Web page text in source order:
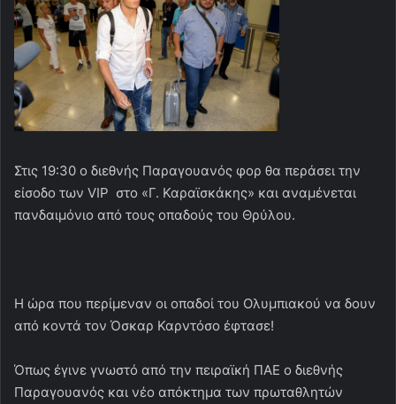
Στις 19:30 ο διεθνής Παραγουανός φορ θα περάσει την
είσοδο των VIP στο «Γ. Καραϊσκάκης» και αναμένεται
πανδαιμόνιο από τους οπαδούς του Θρύλου.
Η ώρα που περίμεναν οι οπαδοί του Ολυμπιακού να δουν
από κοντά τον Όσκαρ Καρντόσο έφτασε!
Όπως έγινε γνωστό από την πειραϊκή ΠΑΕ ο διεθνής
Παραγουανός και νέο απόκτημα των πρωταθλητών